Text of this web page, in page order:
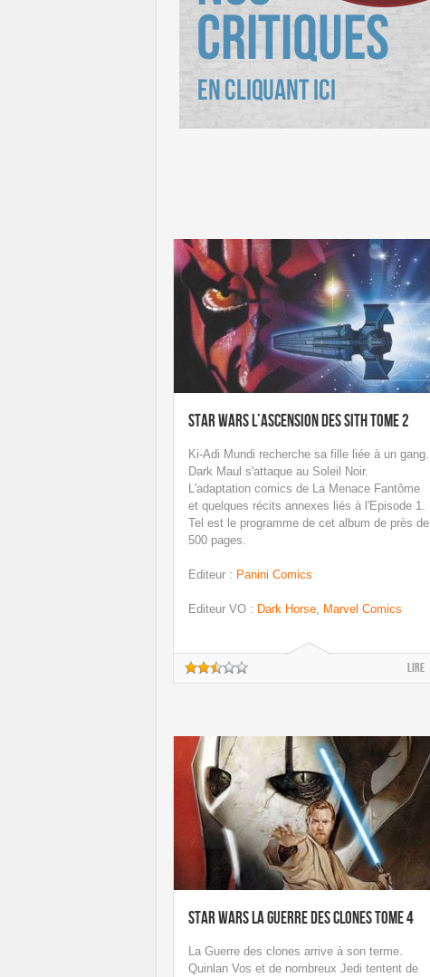
Star Wars L’ascension des Sith tome 2
Ki-Adi Mundi recherche sa fille liée à un gang.
Dark Maul s'attaque au Soleil Noir.
L'adaptation comics de La Menace Fantôme
et quelques récits annexes liés à l'Episode 1.
Tel est le programme de cet album de près de
500 pages.
Editeur : Panini Comics
Editeur VO : Dark Horse Marvel Comics
Lire
Star Wars La guerre des clones tome 4
La Guerre des clones arrive à son terme.
Quinlan Vos et de nombreux Jedi tentent de